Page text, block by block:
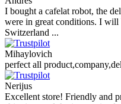
I bought a cafelat robot, the
were in great conditions. I
Switzerland ...
Mihaylovich
perfect all
Nerijus
Excellent store! Friendly and